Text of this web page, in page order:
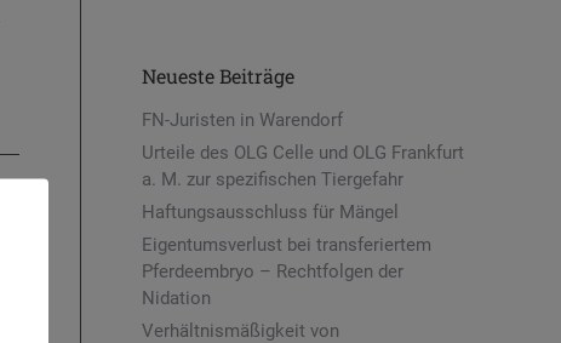
Neueste Beiträge
FN-Juristen in Warendorf
Urteile des OLG Celle und OLG Frankfurt
a. M. zur spezifischen Tiergefahr
Haftungsausschluss für Mängel
Eigentumsverlust bei transferiertem
Pferdeembryo – Rechtfolgen der
Nidation
Verhältnismäßigkeit von